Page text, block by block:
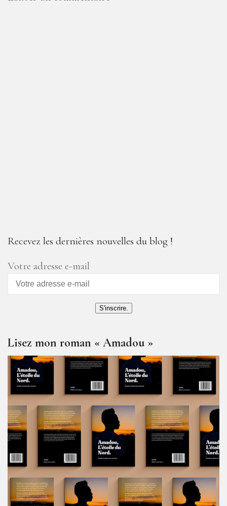
Recevez les dernières nouvelles du blog !
Votre adresse e-mail
S'inscrire.
Lisez mon roman « Amadou »